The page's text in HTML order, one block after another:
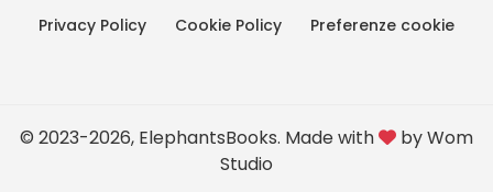
Privacy Policy
Cookie Policy Preferenze cookie
© 2023-2026, ElephantsBooks. Made with byWom
Studio